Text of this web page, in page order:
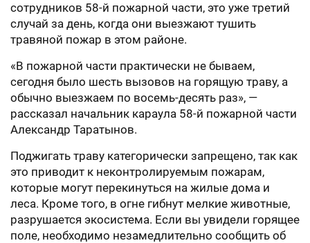
сотрудников 58-й пожарной части, это уже третий
случай за день, когда они выезжают тушить
травяной пожар в этом районе.
«В пожарной части практически не бываем,
сегодня было шесть вызовов на горящую траву, а
обычно выезжаем по восемь-десять раз», —
рассказал начальник караула 58-й пожарной части
Александр Таратынов.
Поджигать траву категорически запрещено, так как
это приводит к неконтролируемым пожарам,
которые могут перекинуться на жилые дома и
леса. Кроме того, в огне гибнут мелкие животные,
разрушается экосистема. Если вы увидели горящее
поле, необходимо незамедлительно сообщить об